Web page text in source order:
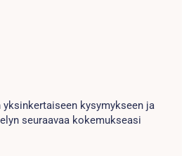
kysymykseen ja
seuraavaa kokemukseasi